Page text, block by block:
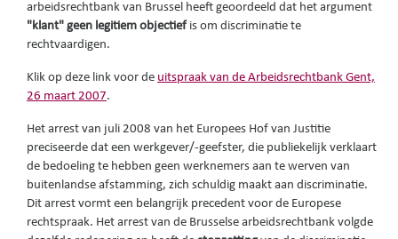
arbeidsrechtbank van Brussel heeft geoordeeld dat het argument
"klant" geen legitiem objectief is om discriminatie te
rechtvaardigen.
Klik op deze link voor de uitspraak van de Arbeidsrechtbank Gent,
26 maart 2007.
Het arrest van juli 2008 van het Europees Hof van Justitie
preciseerde dat een werkgever/-geefster, die publiekelijk verklaart
de bedoeling te hebben geen werknemers aan te werven van
buitenlandse afstamming, zich schuldig maakt aan discriminatie.
Dit arrest vormt een belangrijk precedent voor de Europese
rechtspraak. Het arrest van de Brusselse arbeidsrechtbank volgde